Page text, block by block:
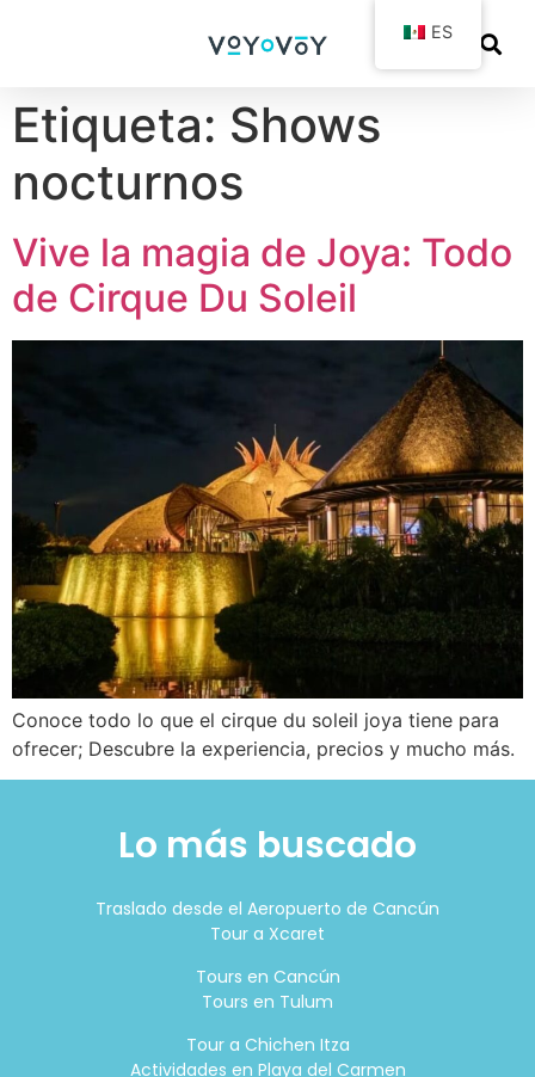
Etiqueta: Shows
nocturnos
Vive la magia de Joya: Todo
de Cirque Du Soleil
Conoce todo lo que el cirque du soleil joya tiene para
ofrecer; Descubre la experiencia, precios y mucho más.
Lo más buscado
Traslado desde el Aeropuerto de Cancún
Tour a Xcaret
Tours en Cancún
Tours en Tulum
Tour a Chichen Itza
Actividades en Playa del Carmen
ES